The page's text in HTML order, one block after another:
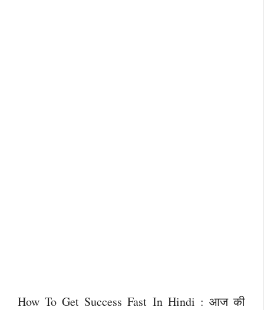
How To Get Success Fast In Hindi : आज की